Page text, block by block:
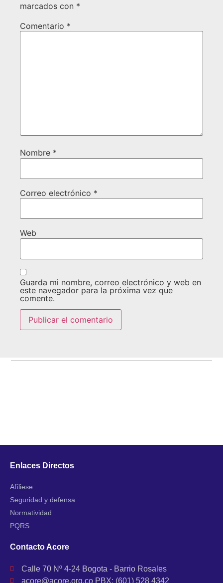
marcados con *
Comentario *
Nombre *
Correo electrónico *
Web
Guarda mi nombre, correo electrónico y web en
este navegador para la próxima vez que
comente.
Enlaces Directos
Afíliese
Seguridad y defensa
Normatividad
PQRS
Contacto Acore
Calle 70 Nº 4-24 Bogota - Barrio Rosales
acore@acore.org.co PBX: (601) 528 4342